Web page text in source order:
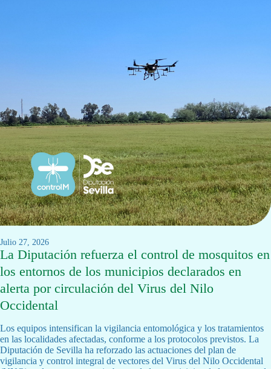
julio 27, 2026
La Diputación refuerza el control de mosquitos en
los entornos de los municipios declarados en
alerta por circulación del Virus del Nilo
Occidental
Los equipos intensifican la vigilancia entomológica y los tratamientos
en las localidades afectadas, conforme a los protocolos previstos. La
Diputación de Sevilla ha reforzado las actuaciones del plan de
vigilancia y control integral de vectores del Virus del Nilo Occidental